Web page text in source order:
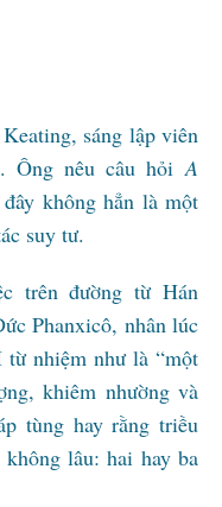
sáng lập viên
Ông nêu câu hỏi A
không hẳn là một
suy tư.
trên đường từ Hán
Phanxicô, nhân lúc
nhiệm như là “một
khiêm nhường và
tùng hay rằng triều
lâu: hai hay ba